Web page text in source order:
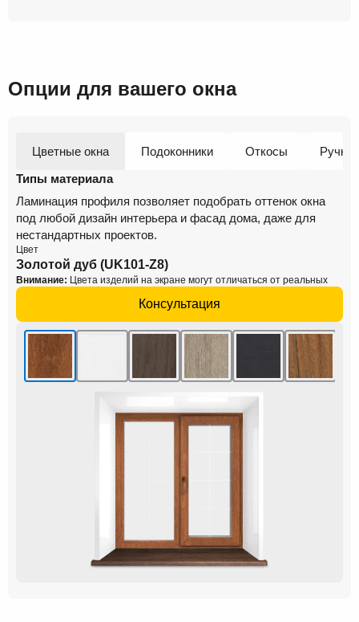
Опции для вашего окна
Цветные окна Подоконники Откосы
Ручки
Типы материала
Ламинация профиля позволяет подобрать оттенок окна
под любой дизайн интерьера и фасад дома, даже для
нестандартных проектов.
Цвет
Золотой дуб (UK101-Z8)
Внимание: Цвета изделий на экране могут отличаться от реальных
Консультация